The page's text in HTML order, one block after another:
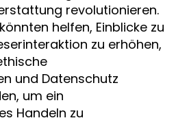
revolutionieren.
helfen, Einblicke zu
zu erhöhen,
und Datenschutz
um ein
Handeln zu